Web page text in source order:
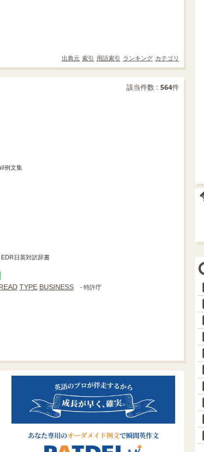
出典元 索引 用語索引 ランキング カテゴリ
該当件数 : 564件
例文集
EDR日英対訳辞書
TYPE BUSINESS - 特許庁